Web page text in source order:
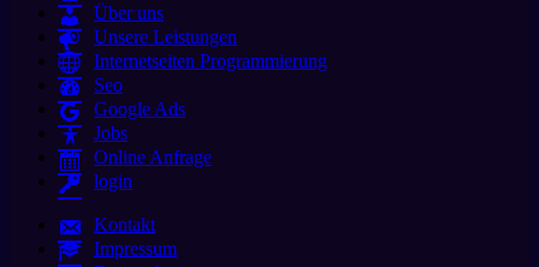
Über uns
Unsere Leistungen
Internetseiten Programmierung
Seo
Google Ads
Jobs
Online Anfrage
login
Kontakt
Impressum